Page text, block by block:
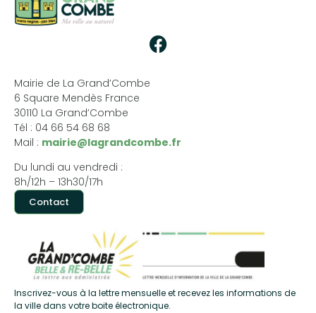
Mairie de La Grand’Combe
6 Square Mendès France
30110 La Grand’Combe
Tél : 04 66 54 68 68
Mail : mairie@lagrandcombe.fr
Du lundi au vendredi :
8h/12h – 13h30/17h
Contact
Inscrivez-vous à la lettre mensuelle et recevez les informations de
la ville dans votre boite électronique.